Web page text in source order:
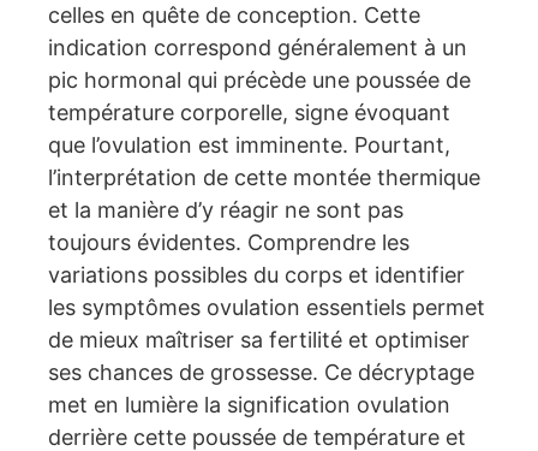
celles en quête de conception. Cette
indication correspond généralement à un
pic hormonal qui précède une poussée de
température corporelle, signe évoquant
que l’ovulation est imminente. Pourtant,
l’interprétation de cette montée thermique
et la manière d’y réagir ne sont pas
toujours évidentes. Comprendre les
variations possibles du corps et identifier
les symptômes ovulation essentiels permet
de mieux maîtriser sa fertilité et optimiser
ses chances de grossesse. Ce décryptage
met en lumière la signification ovulation
derrière cette poussée de température et